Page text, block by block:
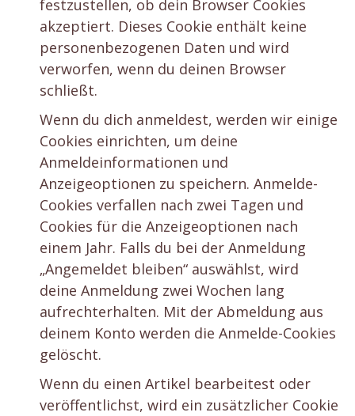
festzustellen, ob dein Browser Cookies
akzeptiert. Dieses Cookie enthält keine
personenbezogenen Daten und wird
verworfen, wenn du deinen Browser
schließt.
Wenn du dich anmeldest, werden wir einige
Cookies einrichten, um deine
Anmeldeinformationen und
Anzeigeoptionen zu speichern. Anmelde-
Cookies verfallen nach zwei Tagen und
Cookies für die Anzeigeoptionen nach
einem Jahr. Falls du bei der Anmeldung
„Angemeldet bleiben“ auswählst, wird
deine Anmeldung zwei Wochen lang
aufrechterhalten. Mit der Abmeldung aus
deinem Konto werden die Anmelde-Cookies
gelöscht.
Wenn du einen Artikel bearbeitest oder
veröffentlichst, wird ein zusätzlicher Cookie